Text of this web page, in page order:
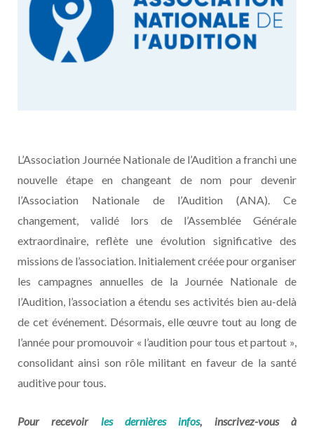
L’Association Journée Nationale de l’Audition a franchi une
nouvelle étape en changeant de nom pour devenir
l’Association Nationale de l’Audition (ANA). Ce
changement, validé lors de l’Assemblée Générale
extraordinaire, reflète une évolution significative des
missions de l’association. Initialement créée pour organiser
les campagnes annuelles de la Journée Nationale de
l’Audition, l’association a étendu ses activités bien au-delà
de cet événement. Désormais, elle œuvre tout au long de
l’année pour promouvoir « l’audition pour tous et partout »,
consolidant ainsi son rôle militant en faveur de la santé
auditive pour tous.
Pour recevoir les dernières infos, inscrivez-vous à